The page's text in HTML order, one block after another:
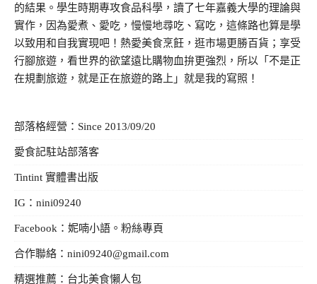
的結果。學生時期專攻食品科學，讀了七年嘉義大學的理論與
實作，因為愛煮、愛吃，慢慢地尋吃、寫吃，這條路也算是學
以致用和自我實現吧！熱愛美食烹飪，逛市場更勝百貨；享受
行腳旅遊，看世界的欲望遠比購物血拚更強烈，所以「不是正
在規劃旅遊，就是正在旅遊的路上」就是我的寫照！
部落格經營：Since 2013/09/20
愛食記駐站部落客
Tintint 實體書出版
IG： nini09240
Facebook： 妮喃小語。粉絲專頁
合作聯絡： nini09240@gmail.com
精選推薦： 台北美食懶人包